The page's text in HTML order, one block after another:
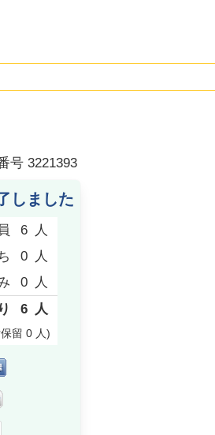
号 3221393
しました
6
人
0
人
0
人
6 人
保留0 人)